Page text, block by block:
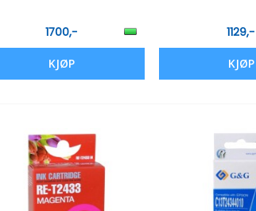
1700,-
KJØP
1129,-
KJØP